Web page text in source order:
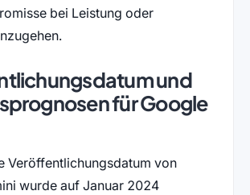
bei Leistung oder
und
für Google
Veröffentlichungsdatum von
wurde auf Januar 2024